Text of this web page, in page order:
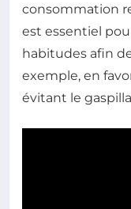
consommation
est essentiel
habitudes afin
exemple, en
évitant le